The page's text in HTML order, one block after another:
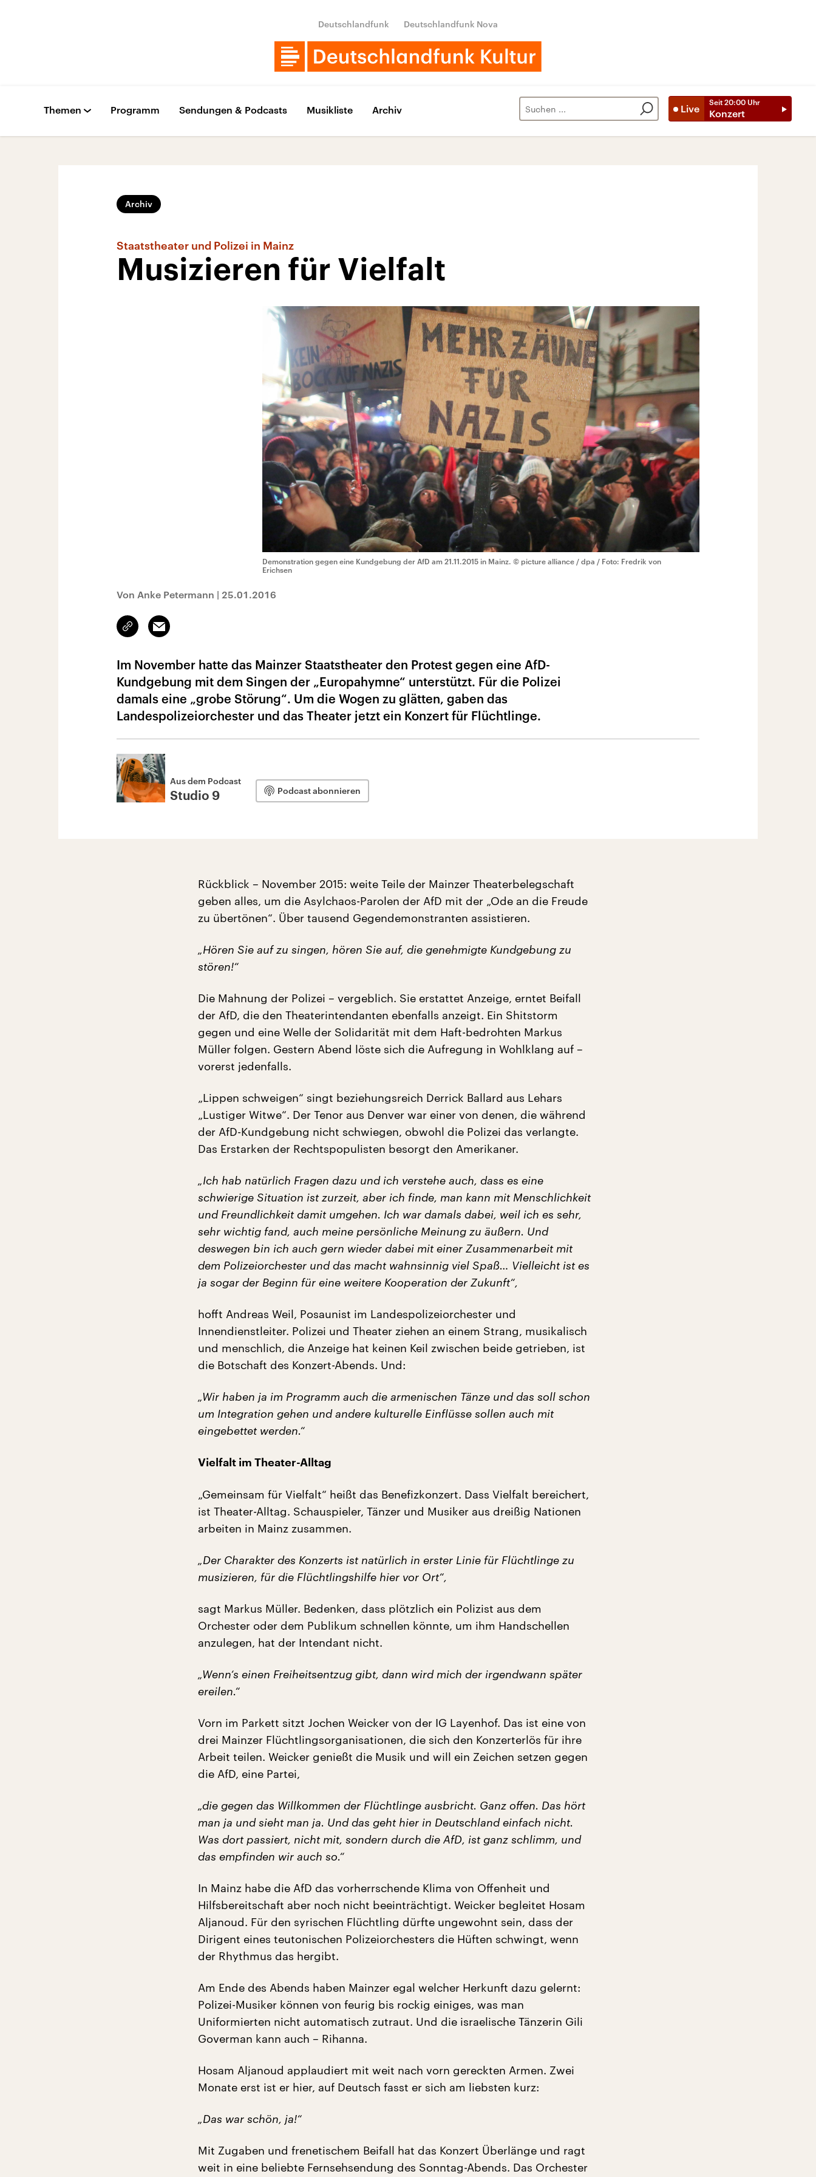
Deutschlandfunk Deutschlandfunk Nova
Live
Seit 20:00 Uhr
Konzert
Themen Programm Sendungen & Podcasts Musikliste Archiv
Archiv
Staatstheater und Polizei in Mainz
Musizieren für Vielfalt
Demonstration gegen eine Kundgebung der AfD am 21.11.2015 in Mainz. © picture alliance / dpa / Foto: Fredrik von
Erichsen
Von Anke Petermann | 25.01.2016
Link
kopieren/teilen
Email
Im November hatte das Mainzer Staatstheater den Protest gegen eine AfD-
Kundgebung mit dem Singen der „Europahymne“ unterstützt. Für die Polizei
damals eine „grobe Störung“. Um die Wogen zu glätten, gaben das
Landespolizeiorchester und das Theater jetzt ein Konzert für Flüchtlinge.
Aus dem Podcast
Studio 9 Podcast abonnieren
Rückblick – November 2015: weite Teile der Mainzer Theaterbelegschaft
geben alles, um die Asylchaos-Parolen der AfD mit der „Ode an die Freude
zu übertönen“. Über tausend Gegendemonstranten assistieren.
„Hören Sie auf zu singen, hören Sie auf, die genehmigte Kundgebung zu
stören!“
Die Mahnung der Polizei – vergeblich. Sie erstattet Anzeige, erntet Beifall
der AfD, die den Theaterintendanten ebenfalls anzeigt. Ein Shitstorm
gegen und eine Welle der Solidarität mit dem Haft-bedrohten Markus
Müller folgen. Gestern Abend löste sich die Aufregung in Wohlklang auf –
vorerst jedenfalls.
„Lippen schweigen“ singt beziehungsreich Derrick Ballard aus Lehars
„Lustiger Witwe“. Der Tenor aus Denver war einer von denen, die während
der AfD-Kundgebung nicht schwiegen, obwohl die Polizei das verlangte.
Das Erstarken der Rechtspopulisten besorgt den Amerikaner.
„Ich hab natürlich Fragen dazu und ich verstehe auch, dass es eine
schwierige Situation ist zurzeit, aber ich finde, man kann mit Menschlichkeit
und Freundlichkeit damit umgehen. Ich war damals dabei, weil ich es sehr,
sehr wichtig fand, auch meine persönliche Meinung zu äußern. Und
deswegen bin ich auch gern wieder dabei mit einer Zusammenarbeit mit
dem Polizeiorchester und das macht wahnsinnig viel Spaß… Vielleicht ist es
ja sogar der Beginn für eine weitere Kooperation der Zukunft“,
hofft Andreas Weil, Posaunist im Landespolizeiorchester und
Innendienstleiter. Polizei und Theater ziehen an einem Strang, musikalisch
und menschlich, die Anzeige hat keinen Keil zwischen beide getrieben, ist
die Botschaft des Konzert-Abends. Und:
„Wir haben ja im Programm auch die armenischen Tänze und das soll schon
um Integration gehen und andere kulturelle Einflüsse sollen auch mit
eingebettet werden.“
Vielfalt im Theater-Alltag
„Gemeinsam für Vielfalt“ heißt das Benefizkonzert. Dass Vielfalt bereichert,
ist Theater-Alltag. Schauspieler, Tänzer und Musiker aus dreißig Nationen
arbeiten in Mainz zusammen.
„Der Charakter des Konzerts ist natürlich in erster Linie für Flüchtlinge zu
musizieren, für die Flüchtlingshilfe hier vor Ort“,
sagt Markus Müller. Bedenken, dass plötzlich ein Polizist aus dem
Orchester oder dem Publikum schnellen könnte, um ihm Handschellen
anzulegen, hat der Intendant nicht.
„Wenn‘s einen Freiheitsentzug gibt, dann wird mich der irgendwann später
ereilen.“
Vorn im Parkett sitzt Jochen Weicker von der IG Layenhof. Das ist eine von
drei Mainzer Flüchtlingsorganisationen, die sich den Konzerterlös für ihre
Arbeit teilen. Weicker genießt die Musik und will ein Zeichen setzen gegen
die AfD, eine Partei,
„die gegen das Willkommen der Flüchtlinge ausbricht. Ganz offen. Das hört
man ja und sieht man ja. Und das geht hier in Deutschland einfach nicht.
Was dort passiert, nicht mit, sondern durch die AfD, ist ganz schlimm, und
das empfinden wir auch so.“
In Mainz habe die AfD das vorherrschende Klima von Offenheit und
Hilfsbereitschaft aber noch nicht beeinträchtigt. Weicker begleitet Hosam
Aljanoud. Für den syrischen Flüchtling dürfte ungewohnt sein, dass der
Dirigent eines teutonischen Polizeiorchesters die Hüften schwingt, wenn
der Rhythmus das hergibt.
Am Ende des Abends haben Mainzer egal welcher Herkunft dazu gelernt:
Polizei-Musiker können von feurig bis rockig einiges, was man
Uniformierten nicht automatisch zutraut. Und die israelische Tänzerin Gili
Goverman kann auch – Rihanna.
Hosam Aljanoud applaudiert mit weit nach vorn gereckten Armen. Zwei
Monate erst ist er hier, auf Deutsch fasst er sich am liebsten kurz:
„Das war schön, ja!“
Mit Zugaben und frenetischem Beifall hat das Konzert Überlänge und ragt
weit in eine beliebte Fernsehsendung des Sonntag-Abends. Das Orchester